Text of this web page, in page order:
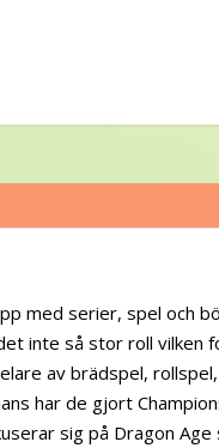
med serier, spel och
inte så stor roll vilken
av brädspel,
har de gjort
sig på Dragon